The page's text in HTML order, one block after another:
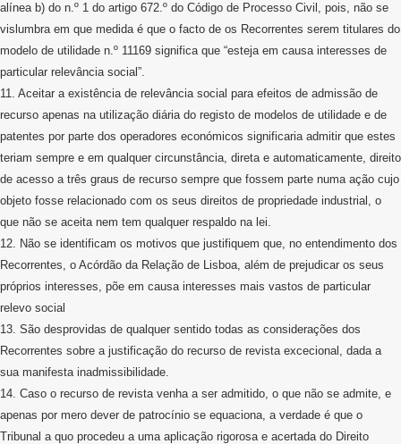
alínea b) do n.º 1 do artigo 672.º do Código de Processo Civil, pois, não se
vislumbra em que medida é que o facto de os Recorrentes serem titulares do
modelo de utilidade n.º 11169 significa que “esteja em causa interesses de
particular relevância social”.
11. Aceitar a existência de relevância social para efeitos de admissão de
recurso apenas na utilização diária do registo de modelos de utilidade e de
patentes por parte dos operadores económicos significaria admitir que estes
teriam sempre e em qualquer circunstância, direta e automaticamente, direito
de acesso a três graus de recurso sempre que fossem parte numa ação cujo
objeto fosse relacionado com os seus direitos de propriedade industrial, o
que não se aceita nem tem qualquer respaldo na lei.
12. Não se identificam os motivos que justifiquem que, no entendimento dos
Recorrentes, o Acórdão da Relação de Lisboa, além de prejudicar os seus
próprios interesses, põe em causa interesses mais vastos de particular
relevo social
13. São desprovidas de qualquer sentido todas as considerações dos
Recorrentes sobre a justificação do recurso de revista excecional, dada a
sua manifesta inadmissibilidade.
14. Caso o recurso de revista venha a ser admitido, o que não se admite, e
apenas por mero dever de patrocínio se equaciona, a verdade é que o
Tribunal a quo procedeu a uma aplicação rigorosa e acertada do Direito